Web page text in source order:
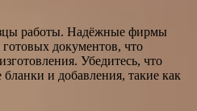
работы. Надёжные фирмы
документов, что
Убедитесь, что
и добавления, такие как